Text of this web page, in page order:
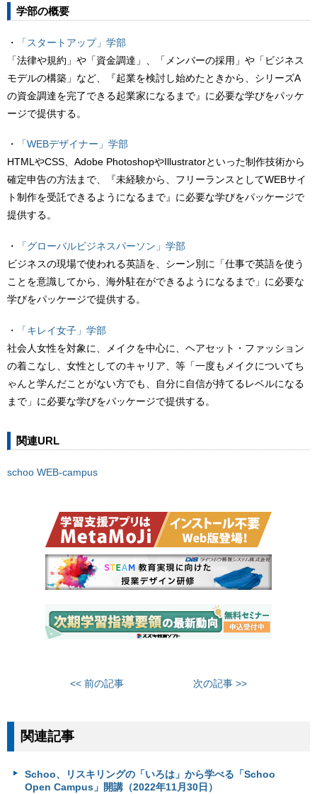
学部の概要
・
「スタートアップ」学部
「法律や規約」や「資金調達」、「メンバーの採用」や「ビジネス
モデルの構築」など、『起業を検討し始めたときから、シリーズA
の資金調達を完了できる起業家になるまで』に必要な学びをパッケ
ージで提供する。
・
「WEBデザイナー」学部
HTMLやCSS、Adobe PhotoshopやIllustratorといった制作技術から
確定申告の方法まで、『未経験から、フリーランスとしてWEBサイ
ト制作を受託できるようになるまで』に必要な学びをパッケージで
提供する。
・
「グローバルビジネスパーソン」学部
ビジネスの現場で使われる英語を、シーン別に「仕事で英語を使う
ことを意識してから、海外駐在ができるようになるまで」に必要な
学びをパッケージで提供する。
・
「キレイ女子」学部
社会人女性を対象に、メイクを中心に、ヘアセット・ファッション
の着こなし、女性としてのキャリア、等「一度もメイクについてち
ゃんと学んだことがない方でも、自分に自信が持てるレベルになる
まで」に必要な学びをパッケージで提供する。
関連URL
schoo WEB-campus
<< 前の記事 次の記事 >>
関連記事
Schoo、リスキリングの「いろは」から学べる「Schoo
Open Campus」開講（2022年11月30日）